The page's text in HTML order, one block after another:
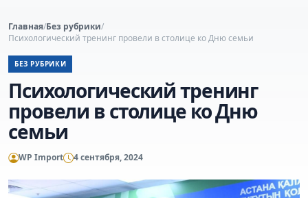
Главная/Без рубрики/
Психологический тренинг провели в столице ко Дню семьи
БЕЗ РУБРИКИ
Психологический тренинг
провели в столице ко Дню
семьи
WP Import 4 сентября, 2024